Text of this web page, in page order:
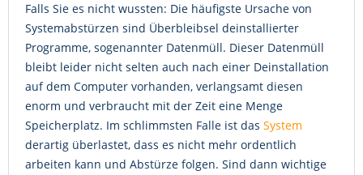
Falls Sie es nicht wussten: Die häufigste Ursache von
Systemabstürzen sind Überbleibsel deinstallierter
Programme, sogenannter Datenmüll. Dieser Datenmüll
bleibt leider nicht selten auch nach einer Deinstallation
auf dem Computer vorhanden, verlangsamt diesen
enorm und verbraucht mit der Zeit eine Menge
Speicherplatz. Im schlimmsten Falle ist das System
derartig überlastet, dass es nicht mehr ordentlich
arbeiten kann und Abstürze folgen. Sind dann wichtige